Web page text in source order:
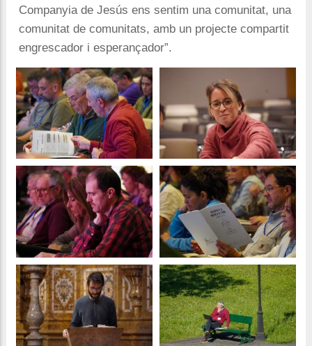
Companyia de Jesús ens sentim una comunitat, una
comunitat de comunitats, amb un projecte compartit
engrescador i esperançador”.